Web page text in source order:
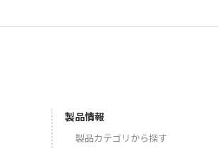
製品情報
製品カテゴリから探す